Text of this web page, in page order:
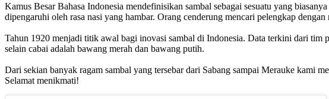
Kamus Besar Bahasa Indonesia mendefinisikan sambal sebagai sesuatu yang
dipengaruhi oleh rasa nasi yang hambar. Orang cenderung mencari pelengkap dengan
Tahun 1920 menjadi titik awal bagi inovasi sambal di Indonesia. Data terkini dari
selain cabai adalah bawang merah dan bawang putih.
Dari sekian banyak ragam sambal yang tersebar dari Sabang sampai Merauke kami
Selamat menikmati!